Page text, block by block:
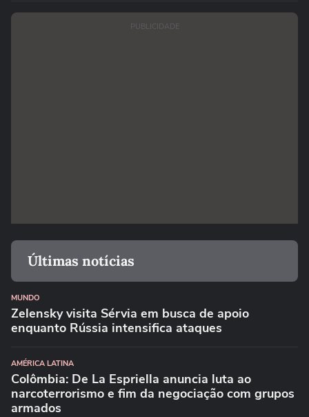
PUBLICIDADE
Últimas notícias
MUNDO
Zelensky visita Sérvia em busca de apoio
enquanto Rússia intensifica ataques
AMÉRICA LATINA
Colômbia: De La Espriella anuncia luta ao
narcoterrorismo e fim da negociação com grupos
armados